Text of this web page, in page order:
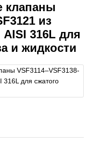
клапаны
из
316L для
и жидкости